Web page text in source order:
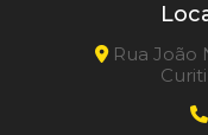
Rua João